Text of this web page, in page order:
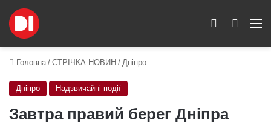
Пошук
Switch skin
Головна / СТРІЧКА НОВИН / Дніпро
Дніпро Надзвичайні події
Завтра правий берег Дніпра